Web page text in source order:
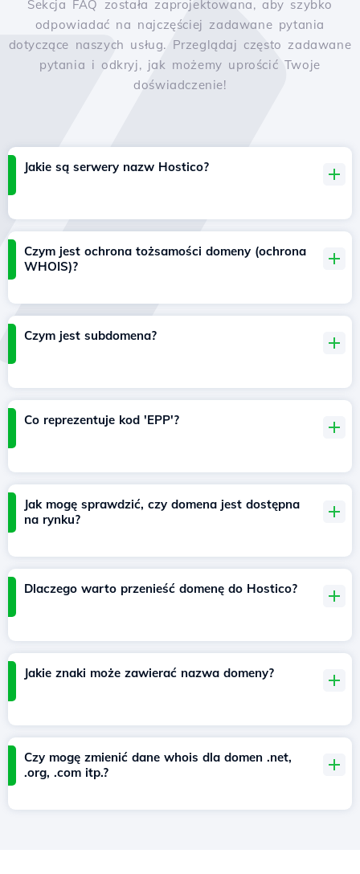
Sekcja FAQ została zaprojektowana, aby szybko
odpowiadać na najczęściej zadawane pytania
dotyczące naszych usług. Przeglądaj często zadawane
pytania i odkryj, jak możemy uprościć Twoje
doświadczenie!
Jakie są serwery nazw Hostico?
Czym jest ochrona tożsamości domeny (ochrona
WHOIS)?
Czym jest subdomena?
Co reprezentuje kod 'EPP'?
Jak mogę sprawdzić, czy domena jest dostępna
na rynku?
Dlaczego warto przenieść domenę do Hostico?
Jakie znaki może zawierać nazwa domeny?
Czy mogę zmienić dane whois dla domen .net,
.org, .com itp.?